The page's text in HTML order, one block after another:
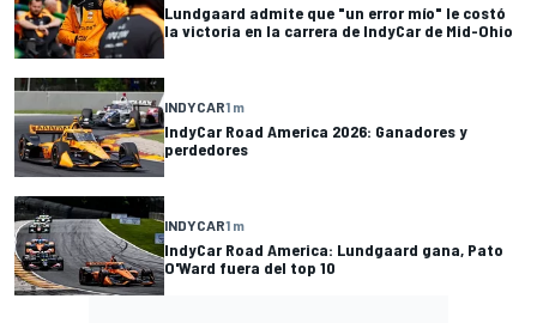
Lundgaard admite que "un error mío" le costó
la victoria en la carrera de IndyCar de Mid-Ohio
INDYCAR1 m
IndyCar Road America 2026: Ganadores y
perdedores
INDYCAR1 m
IndyCar Road America: Lundgaard gana, Pato
O'Ward fuera del top 10